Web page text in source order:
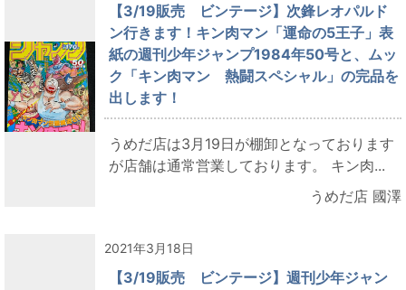
【3/19販売 ビンテージ】次鋒レオパルド
ン行きます！キン肉マン「運命の5王子」表
紙の週刊少年ジャンプ1984年50号と、ムッ
ク「キン肉マン 熱闘スペシャル」の完品を
出します！
うめだ店は3月19日が棚卸となっております
が店舗は通常営業しております。 キン肉...
うめだ店 國澤
2021年3月18日
【3/19販売 ビンテージ】週刊少年ジャン